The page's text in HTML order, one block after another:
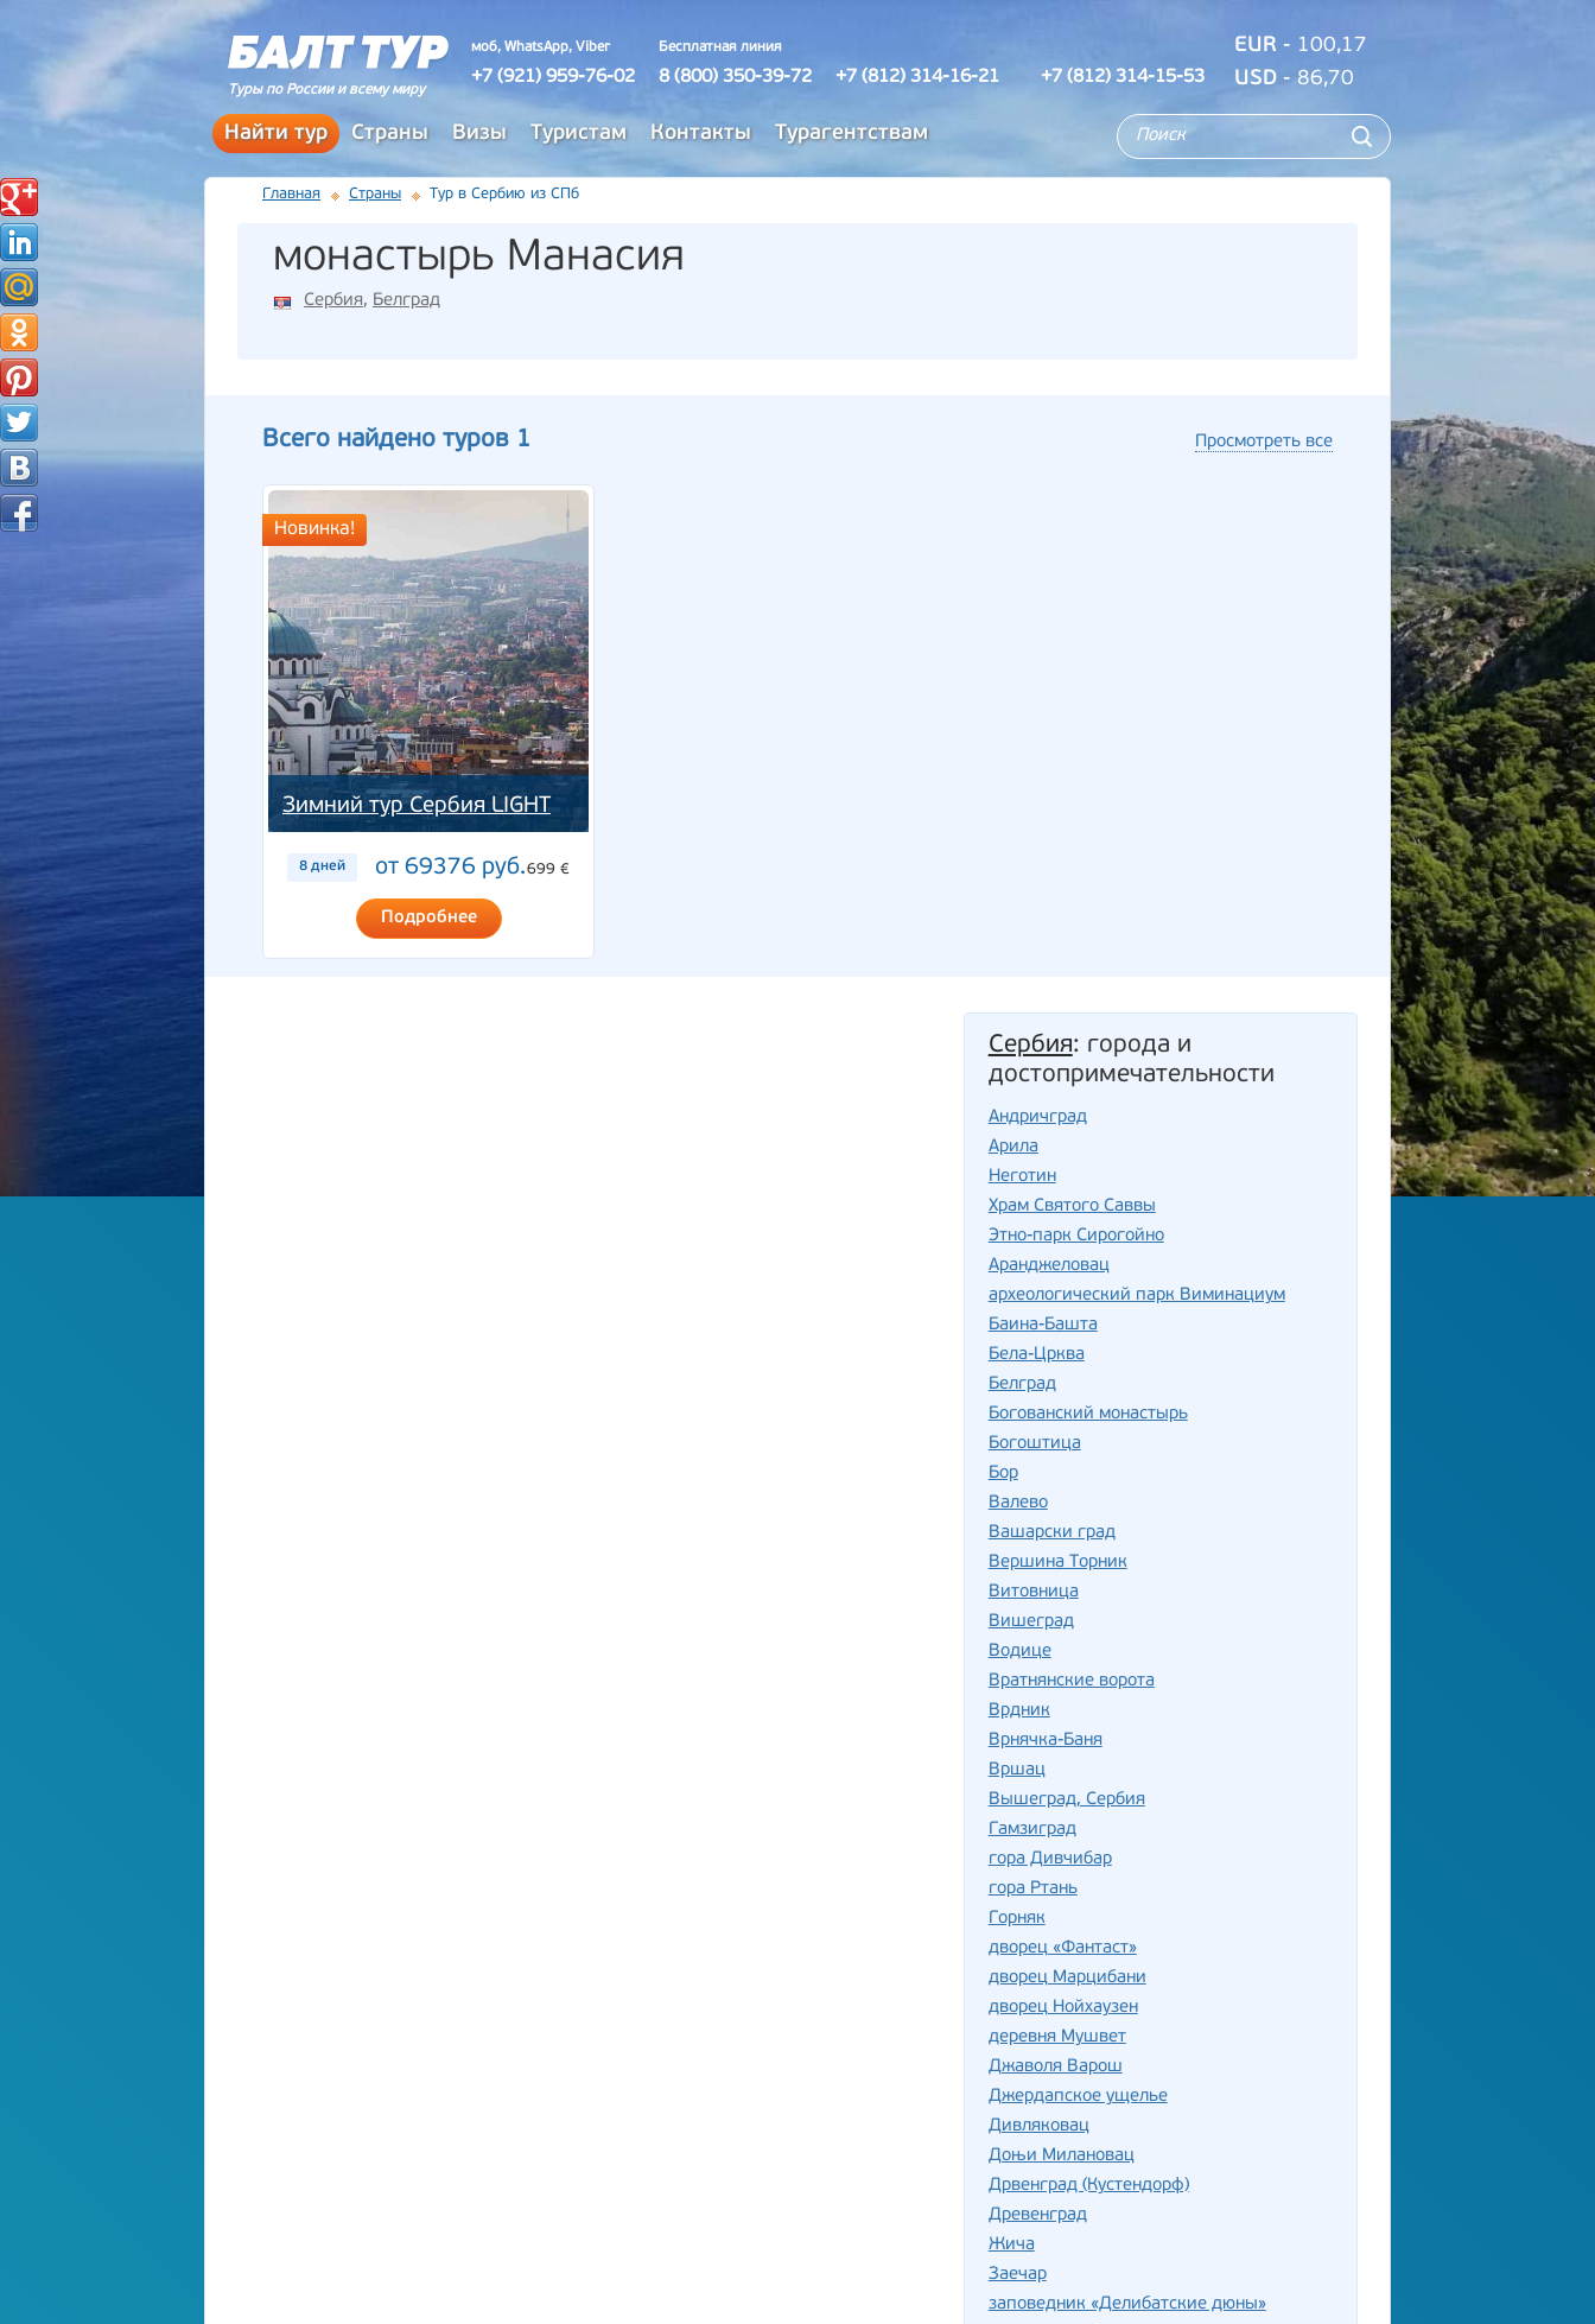
Туры по России и всему миру
моб, WhatsApp, Viber
+7 (921) 959-76-02
Бесплатная линия
8 (800) 350-39-72 +7 (812) 314-16-21 +7 (812) 314-15-53
EUR - 100,17
USD - 86,70
Найти тур Страны Визы Туристам Контакты Турагентствам
Главная Страны Тур в Сербию из СПб
монастырь Манасия
Сербия, Белград
Всего найдено туров 1 Просмотреть все
Зимний тур Сербия LIGHT
Новинка!
8 дней от 69376 руб.699 €
Подробнее
Сербия: города и
достопримечательности
Андричград
Арила
Неготин
Храм Святого Саввы
Этно-парк Сирогойно
Аранджеловац
археологический парк Виминациум
Баина-Башта
Бела-Црква
Белград
Богованский монастырь
Богоштица
Бор
Валево
Вашарски град
Вершина Торник
Витовница
Вишеград
Водице
Вратнянские ворота
Врдник
Врнячка-Баня
Вршац
Вышеград, Сербия
Гамзиград
гора Дивчибар
гора Ртань
Горняк
дворец «Фантаст»
дворец Марцибани
дворец Нойхаузен
деревня Мушвет
Джаволя Варош
Джердапское ущелье
Дивляковац
Доњи Милановац
Дрвенград (Кустендорф)
Древенград
Жича
Заечар
заповедник «Делибатские дюны»